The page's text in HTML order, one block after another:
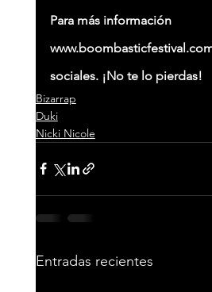
Para más información
sociales. ¡No te lo pierdas!
Bizarrap
Duki
Nicki Nicole
Entradas recientes